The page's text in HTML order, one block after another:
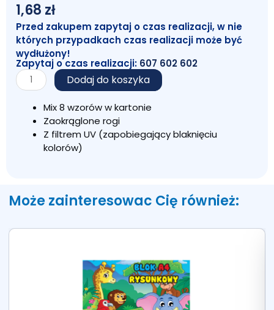
1,68 zł
Przed zakupem zapytaj o czas realizacji, w nie
których przypadkach czas realizacji może być
wydłużony!
Zapytaj o czas realizacji: 607 602 602
ilość
Zeszyt
Dodaj do koszyka
Mix 8 wzorów w kartonie
Zaokrąglone rogi
Z filtrem UV (zapobiegający blaknięciu
kolorów)
Może zainteresowac Cię również: